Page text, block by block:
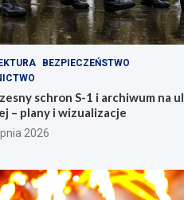
BEZPIECZEŃSTWO
schron S-1 i archiwum na ul.
– plany i wizualizacje
2026